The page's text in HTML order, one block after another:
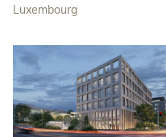
Luxembourg